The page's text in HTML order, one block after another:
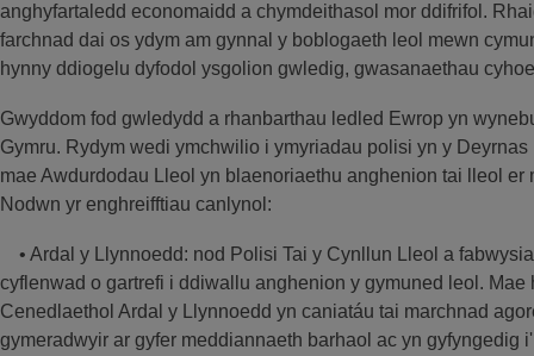
anghyfartaledd economaidd a chymdeithasol mor ddifrifol.
farchnad dai os ydym am gynnal y boblogaeth leol mewn
hynny ddiogelu dyfodol ysgolion gwledig, gwasanaethau
Gwyddom fod gwledydd a rhanbarthau ledled Ewrop yn
Gymru. Rydym wedi ymchwilio i ymyriadau polisi yn y
mae Awdurdodau Lleol yn blaenoriaethu anghenion tai lleol er
Nodwn yr enghreifftiau canlynol:
• Ardal y Llynnoedd: nod Polisi Tai y Cynllun Lleol a
cyflenwad o gartrefi i ddiwallu anghenion y gymuned leol. Mae
Cenedlaethol Ardal y Llynnoedd yn caniatáu tai marchnad
gymeradwyir ar gyfer meddiannaeth barhaol ac yn gyfyngedig